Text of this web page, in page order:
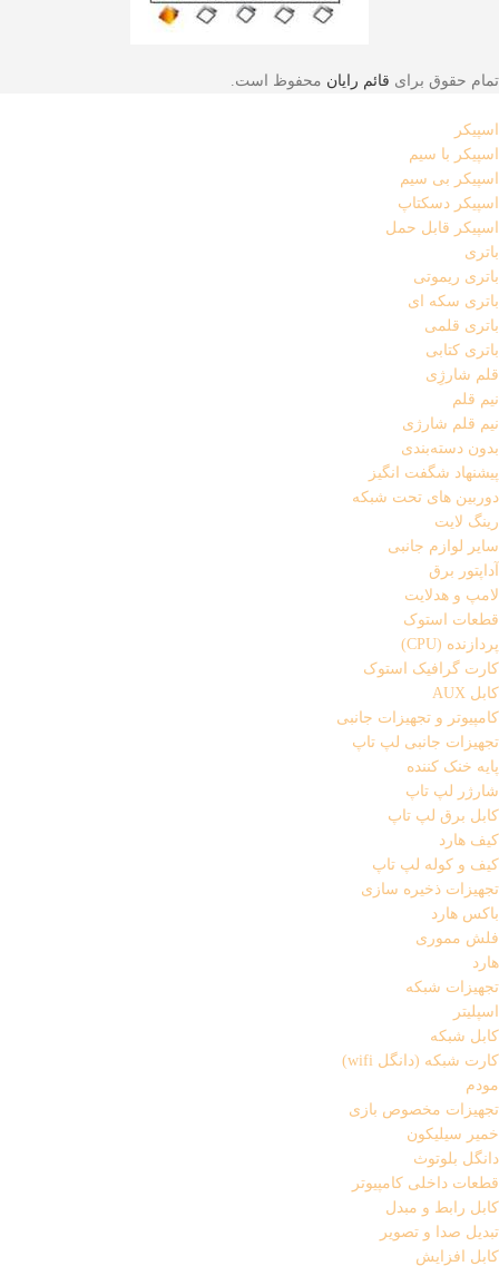
تمام حقوق برای قائم رایان محفوظ است.
اسپیکر
اسپیکر با سیم
اسپیکر بی سیم
اسپیکر دسکتاپ
اسپیکر قابل حمل
باتری
باتری ریموتی
باتری سکه ای
باتری قلمی
باتری کتابی
قلم شارژِی
نیم قلم
نیم قلم شارژی
بدون دسته‌بندی
پیشنهاد شگفت انگیز
دوربین های تحت شبکه
رینگ لایت
سایر لوازم جانبی
آداپتور برق
لامپ و هدلایت
قطعات استوک
پردازنده (CPU)
کارت گرافیک استوک
کابل AUX
کامپیوتر و تجهیزات جانبی
تجهیزات جانبی لپ تاپ
پایه خنک کننده
شارژر لپ تاپ
کابل برق لپ تاپ
کیف هارد
کیف و کوله لپ تاپ
تجهیزات ذخیره سازی
باکس هارد
فلش مموری
هارد
تجهیزات شبکه
اسپلیتر
کابل شبکه
کارت شبکه (دانگل wifi)
مودم
تجهیزات مخصوص بازی
خمیر سیلیکون
دانگل بلوتوث
قطعات داخلی کامپیوتر
کابل رابط و مبدل
تبدیل صدا و تصویر
کابل افزایش